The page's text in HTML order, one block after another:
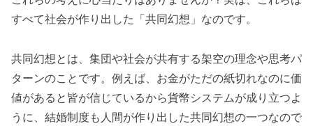
すべて社会が作り出した「共同幻想」なのです。
共同幻想とは、集団や社会が共有する架空の理念や思考パ
ターンのことです。例えば、お金がただの紙切れなのに価
値があると皆が信じているから貨幣システムが成り立つよ
うに、結婚制度も人間が作り出した共同幻想の一つなので